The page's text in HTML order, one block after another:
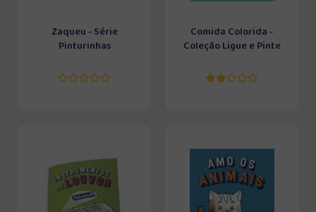
Zaqueu - Série
Pinturinhas
Comida Colorida -
Coleção Ligue e Pinte